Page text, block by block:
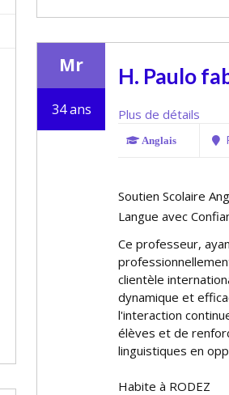
Mr
34 ans
H. Paulo
Plus de détails
Anglais
Soutien Scolaire
Langue avec
Ce professeur,
clientèle
dynamique et
l'interaction
élèves et de
linguistiques en
Habite à RODEZ